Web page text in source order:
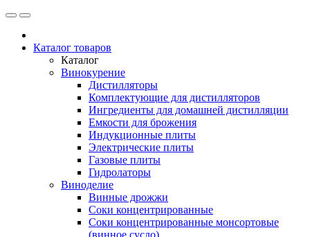
Каталог товаров
Каталог
Винокурение
Дистилляторы
Комплектующие для дистилляторов
Ингредиенты для домашней дистилляции
Емкости для брожения
Индукционные плиты
Электрические плиты
Газовые плиты
Гидролаторы
Виноделие
Винные дрожжи
Соки концентрированные
Соки концентрированные монсортовые
(винное сусло)